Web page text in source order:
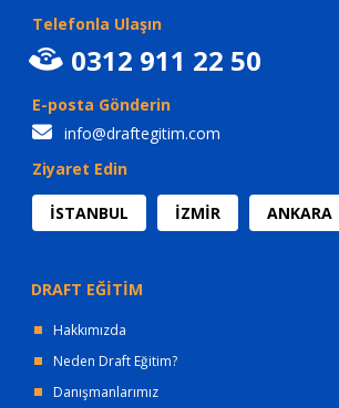
Telefonla Ulaşın
0312 911 22 50
E-posta Gönderin
info@draftegitim.com
Ziyaret Edin
İSTANBUL İZMİR ANKARA
DRAFT EĞİTİM
Hakkımızda
Neden Draft Eğitim?
Danışmanlarımız